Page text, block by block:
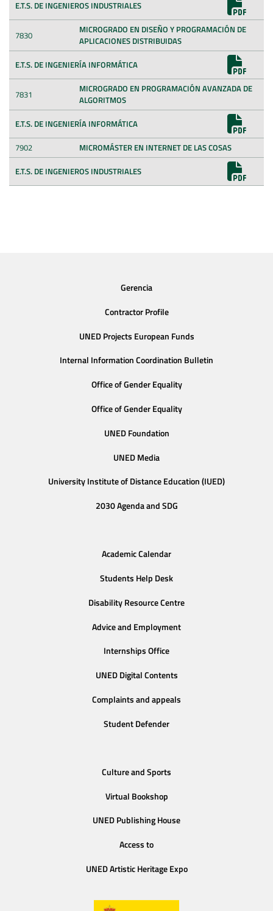
E.T.S. DE INGENIEROS INDUSTRIALES
7830
MICROGRADO EN DISEÑO Y PROGRAMACIÓN DE
APLICACIONES DISTRIBUIDAS
E.T.S. DE INGENIERÍA INFORMÁTICA
7831
MICROGRADO EN PROGRAMACIÓN AVANZADA DE
ALGORITMOS
E.T.S. DE INGENIERÍA INFORMÁTICA
7902
MICROMÁSTER EN INTERNET DE LAS COSAS
E.T.S. DE INGENIEROS INDUSTRIALES
Gerencia
Contractor Profile
UNED Projects European Funds
Internal Information Coordination Bulletin
Office of Gender Equality
Office of Gender Equality
UNED Foundation
UNED Media
University Institute of Distance Education (IUED)
2030 Agenda and SDG
Academic Calendar
Students Help Desk
Disability Resource Centre
Advice and Employment
Internships Office
UNED Digital Contents
Complaints and appeals
Student Defender
Culture and Sports
Virtual Bookshop
UNED Publishing House
Access to
UNED Artistic Heritage Expo